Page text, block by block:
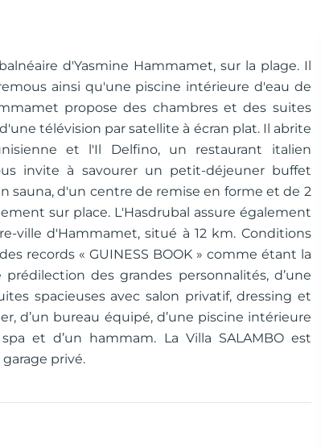
d'Yasmine Hammamet, sur la plage. Il
ainsi qu'une piscine intérieure d'eau de
propose des chambres et des suites
télévision par satellite à écran plat. Il abrite
et l'Il Delfino, un restaurant italien
invite à savourer un petit-déjeuner buffet
sauna, d'un centre de remise en forme et de 2
sur place. L'Hasdrubal assure également
ville d'Hammamet, situé à 12 km. Conditions
records « GUINESS BOOK » comme étant la
des grandes personnalités, d’une
spacieuses avec salon privatif, dressing et
d’un bureau équipé, d’une piscine intérieure
et d’un hammam. La Villa SALAMBO est
privé.